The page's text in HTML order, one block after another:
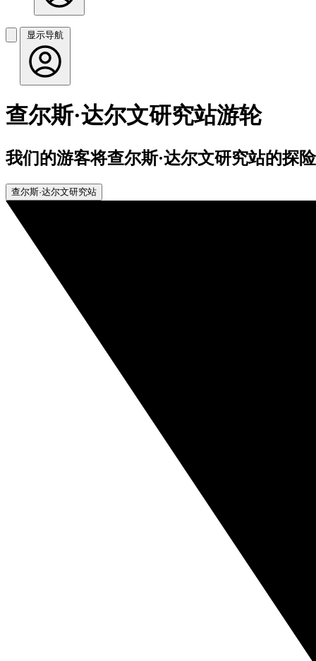
显示导航
查尔斯·达尔文研究站游轮
我们的游客将查尔斯·达尔文研究站的探
查尔斯·达尔文研究站